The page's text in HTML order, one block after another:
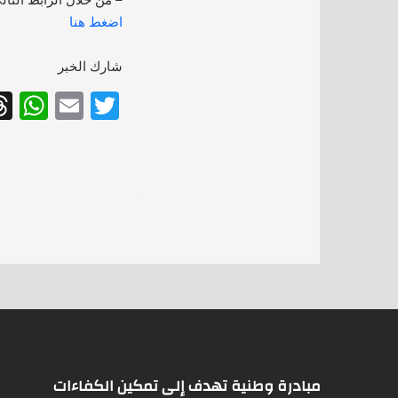
اضغط هنا
شارك الخبر
T
E
W
مبادرة وطنية تهدف إلى تمكين الكفاءات